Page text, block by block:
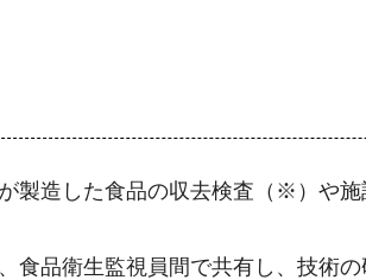
製造した食品の収去検査（※）や
品衛生監視員間で共有し、技術の